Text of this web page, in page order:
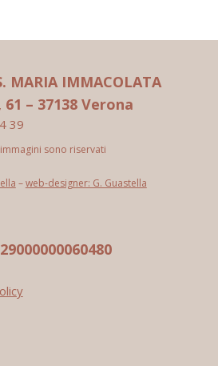
MARIA IMMACOLATA
– 37138 Verona
39
sono riservati
–web-designer: G. Guastella